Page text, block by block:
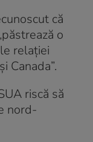
că
o
relației
Canada”.
riscă să
nord-